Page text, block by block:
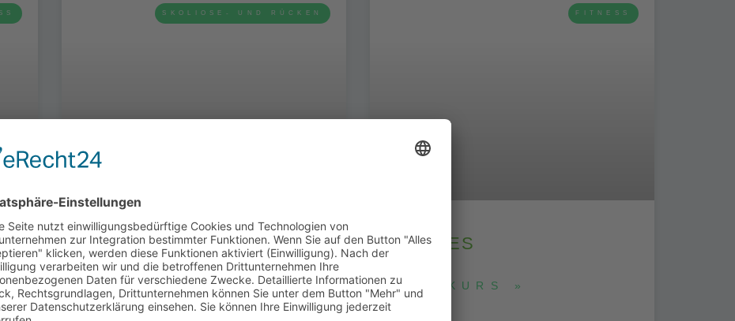
SKOLIOSE- UND RÜCKEN
RÜCKENPOWER –
KRÄFTIG UND STABIL
DURCH DEN ALLTAG
FITNESS
PILATES
ZUM KURS »